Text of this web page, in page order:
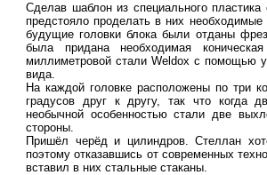
Сделав шаблон из специального
предстояло проделать в них
будущие головки блока были отданы
была придана необходимая
миллиметровой стали Weldox с помощью
вида.
На каждой головке расположены по три
градусов друг к другу, так что когда
необычной особенностью стали две
стороны.
Пришёл черёд и цилиндров. Стеллан
поэтому отказавшись от современных
вставил в них стальные стаканы.